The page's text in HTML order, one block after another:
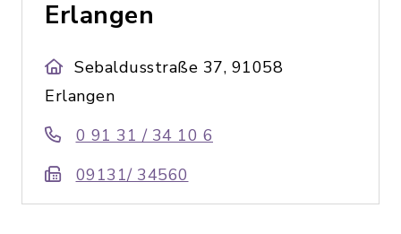
Erlangen
Sebaldusstraße 37, 91058
Erlangen
0 91 31 / 34 10 6
09131/ 34560